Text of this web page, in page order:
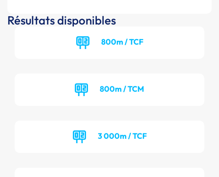
Résultats disponibles
800m / TCF
800m / TCM
3 000m / TCF